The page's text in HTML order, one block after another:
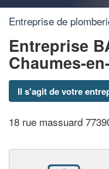
Entreprise de
Entreprise
Chaumes-
Il s'agit de votre
18 rue massuard